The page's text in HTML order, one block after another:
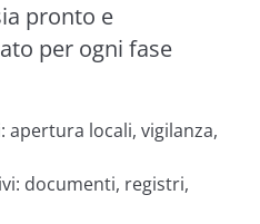
pronto e
per ogni fase
apertura locali, vigilanza,
documenti, registri,